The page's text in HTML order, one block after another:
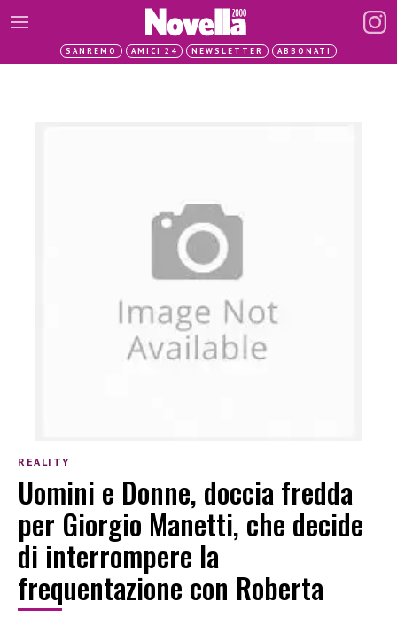
SANREMO AMICI 24 NEWSLETTER ABBONATI
REALITY
Uomini e Donne, doccia fredda
per Giorgio Manetti, che decide
di interrompere la
frequentazione con Roberta